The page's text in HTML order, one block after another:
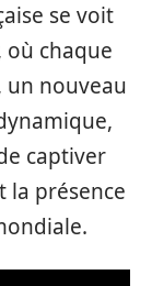
se voit
où chaque
un nouveau
captiver
la présence